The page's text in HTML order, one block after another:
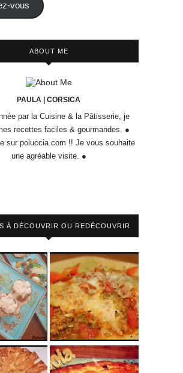
vous
ABOUT ME
PAULA | CORSICA
par la Cuisine & la Pâtisserie, je
recettes faciles & gourmandes. ●
sur poluccia.com !! Je vous souhaite
une agréable visite. ●
À DÉCOUVRIR OU REDÉCOUVRIR